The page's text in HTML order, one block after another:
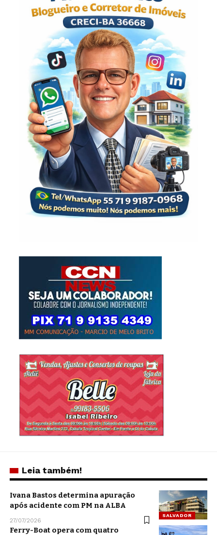
Leia também!
SALVADOR
Ivana Bastos determina apuração
após acidente com PM na ALBA
27/07/2026
Ferry-Boat opera com quatro